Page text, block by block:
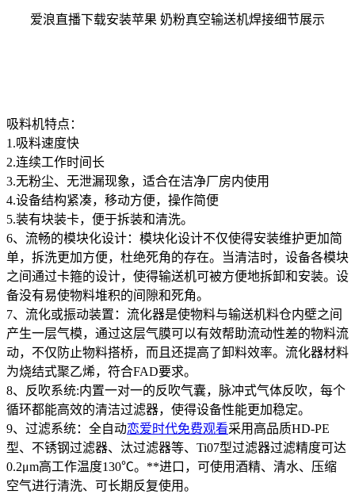
爱浪直播下载安装苹果 奶粉真空输送机焊接细节展示
吸料机特点：
1.吸料速度快
2.连续工作时间长
3.无粉尘、无泄漏现象，适合在洁净厂房内使用
4.设备结构紧凑，移动方便，操作简便
5.装有块装卡，便于拆装和清洗。
6、流畅的模块化设计：模块化设计不仅使得安装维护更加简
单，拆洗更加方便，杜绝死角的存在。当清洁时，设备各模块
之间通过卡箍的设计，使得输送机可被方便地拆卸和安装。设
备没有易使物料堆积的间隙和死角。
7、流化或振动装置：流化器是使物料与输送机料仓内壁之间
产生一层气模，通过这层气膜可以有效帮助流动性差的物料流
动，不仅防止物料搭桥，而且还提高了卸料效率。流化器材料
为烧结式聚乙烯，符合FAD要求。
8、反吹系统:内置一对一的反吹气囊，脉冲式气体反吹，每个
循环都能高效的清洁过滤器，使得设备性能更加稳定。
9、过滤系统：全自动恋爱时代免费观看采用高品质HD-PE
型、不锈钢过滤器、汰过滤器等、Ti07型过滤器过滤精度可达
0.2μm高工作温度130℃。**进口，可使用酒精、清水、压缩
空气进行清洗、可长期反复使用。